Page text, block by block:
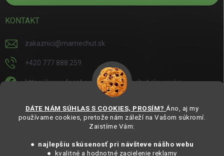
DÁTE NÁM SÚHLAS S COOKIES, PROSÍM? Áno, aj my
používame cookies, pretože nám záleží na Vašom súkromí.
Zaistíme Vám:
● najlepšiu skúsenosť pri návšteve nášho webu
● kvalitné a hodnotné zacielenie reklamy
KONTAKT
zakaznici@mamechut.sk
+420 777 888 259
https://www.facebook.com/mamechut.slovensko
https://www.youtube.com/@mamechutczsk
@mamechut.czsk